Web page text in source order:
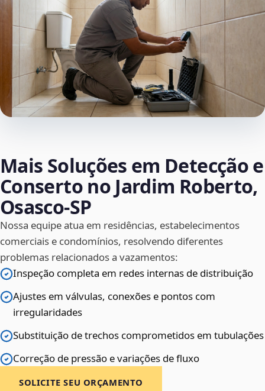
Mais Soluções em Detecção e
Conserto no Jardim Roberto,
Osasco‑SP
Nossa equipe atua em residências, estabelecimentos
comerciais e condomínios, resolvendo diferentes
problemas relacionados a vazamentos:
Inspeção completa em redes internas de distribuição
Ajustes em válvulas, conexões e pontos com
irregularidades
Substituição de trechos comprometidos em tubulações
Correção de pressão e variações de fluxo
SOLICITE SEU ORÇAMENTO